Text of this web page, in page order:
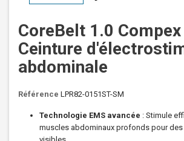
CoreBelt 1.0
Ceinture
abdominale
Référence LPR82-0151ST-SM
Technologie EMS avancée : Stimule
muscles abdominaux profonds pour